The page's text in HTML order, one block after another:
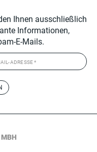
Ihnen ausschließlich
Informationen,
E-Mails.